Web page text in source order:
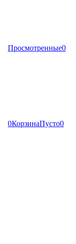
Просмотренные0
0КорзинаПусто0